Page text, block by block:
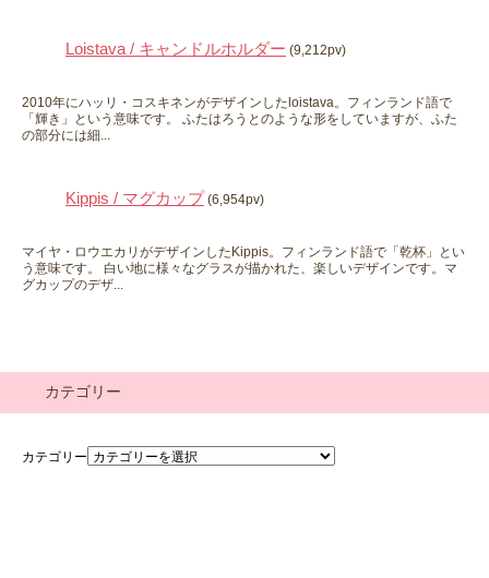
Loistava / キャンドルホルダー (9,212pv)
2010年にハッリ・コスキネンがデザインしたloistava。フィンランド語で
「輝き」という意味です。 ふたはろうとのような形をしていますが、ふた
の部分には細...
Kippis / マグカップ (6,954pv)
マイヤ・ロウエカリがデザインしたKippis。フィンランド語で「乾杯」とい
う意味です。 白い地に様々なグラスが描かれた、楽しいデザインです。マ
グカップのデザ...
カテゴリー
カテゴリー